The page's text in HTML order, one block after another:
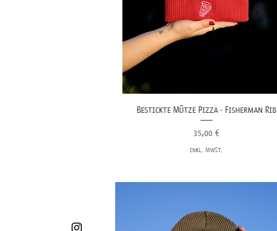
Bestickte Mütze Pizza - Fisherman Rib
Preis
35,00 €
inkl. MwSt.